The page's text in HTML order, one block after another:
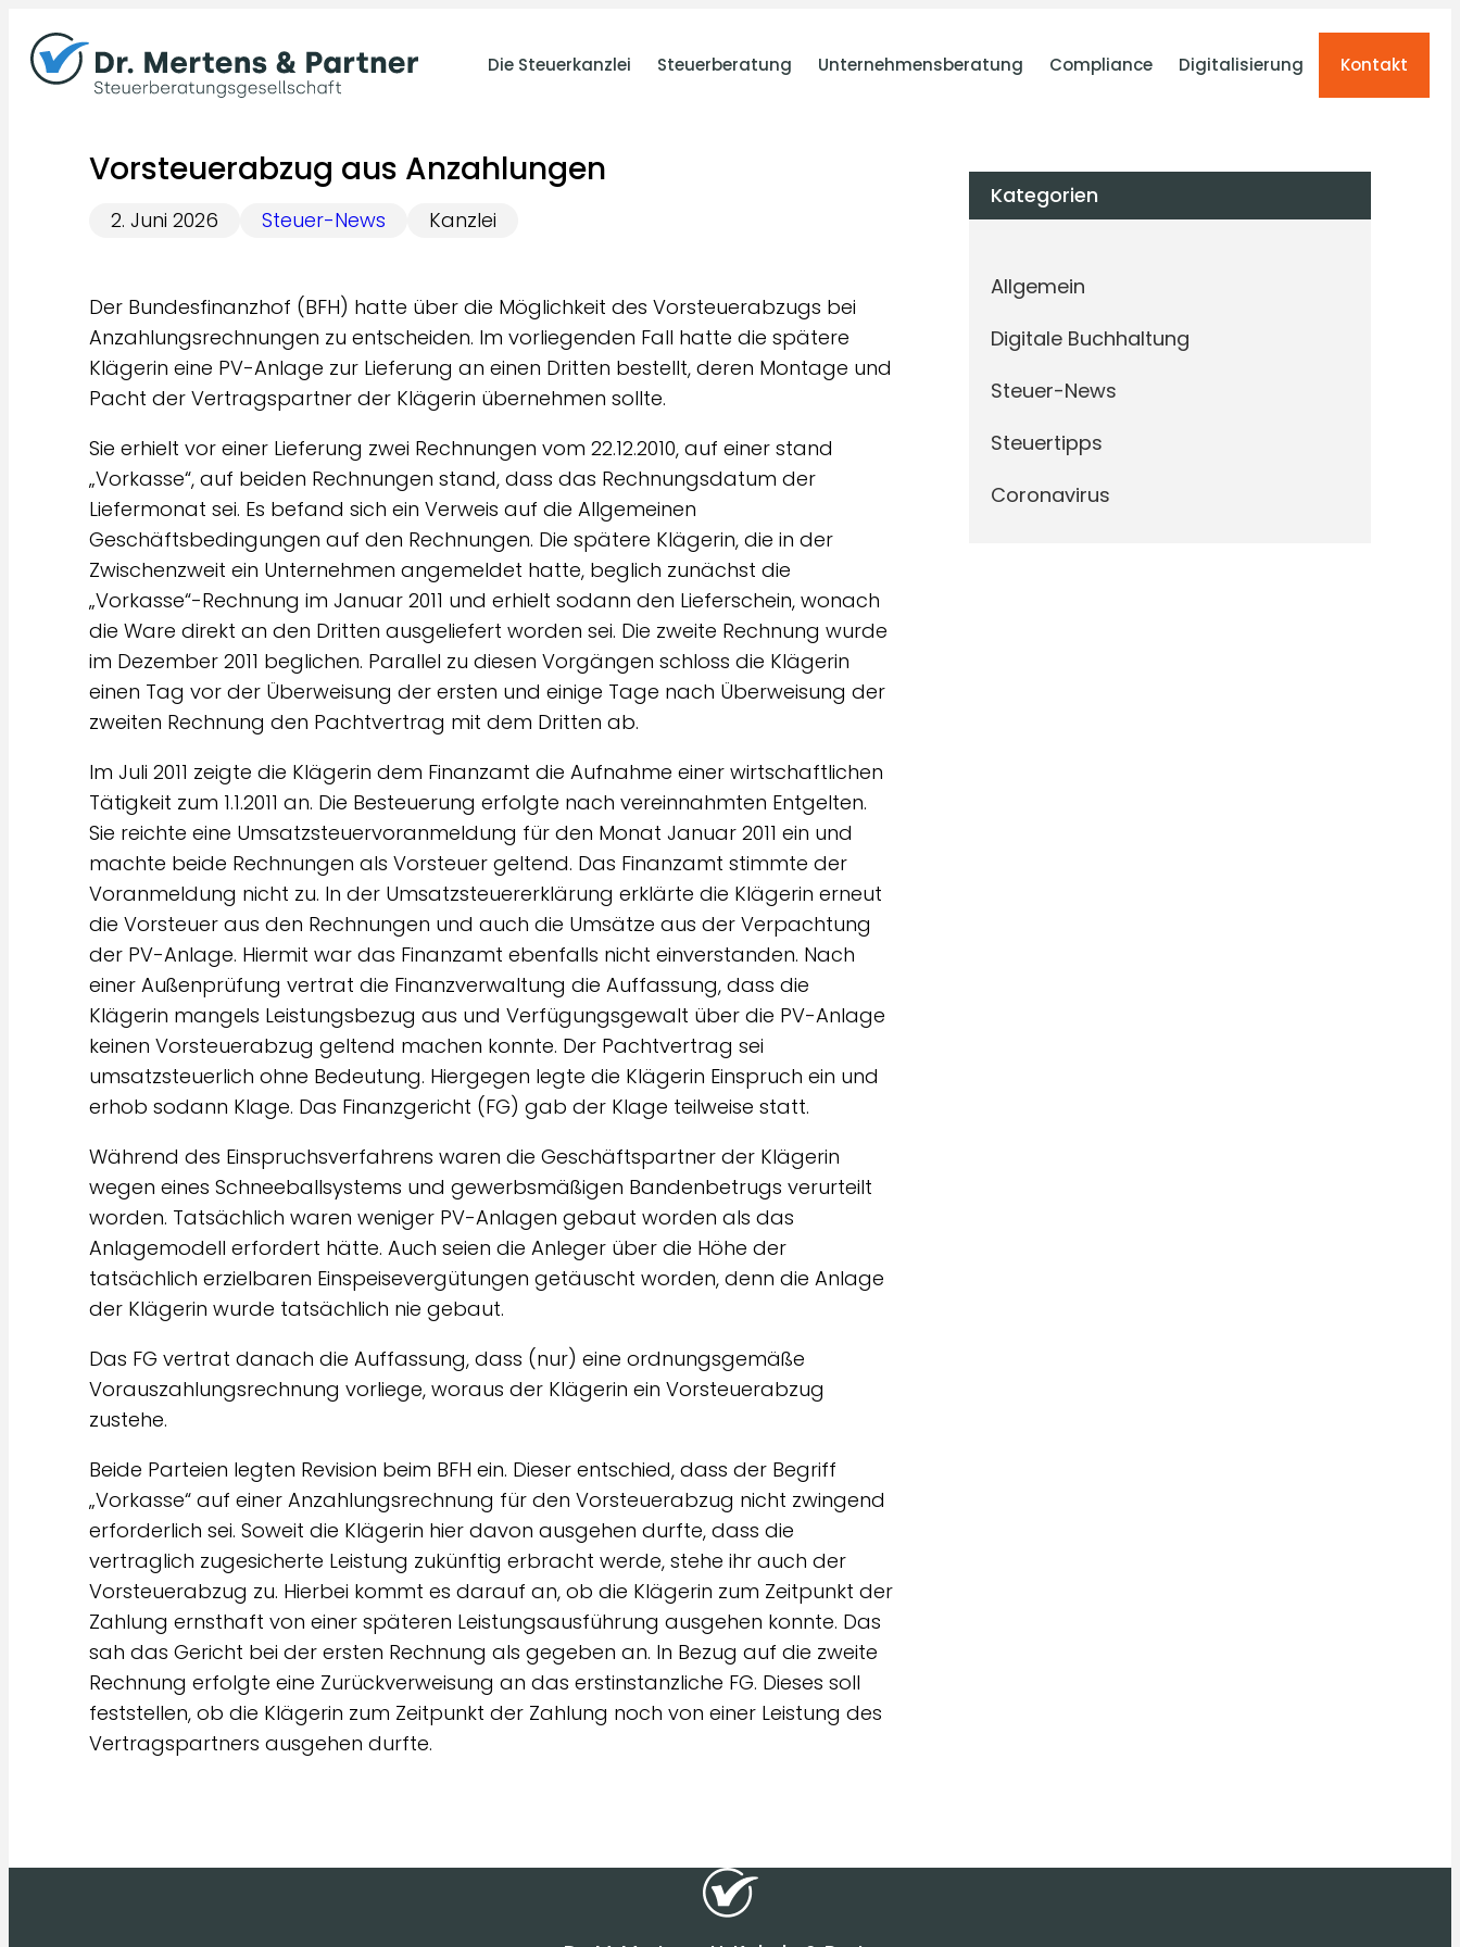
Inhalt
springen
Die Steuerkanzlei Steuerberatung Unternehmensberatung Compliance Digitalisierung Kontakt
Vorsteuerabzug aus Anzahlungen
2. Juni 2026 Steuer-News Kanzlei
Der Bundesfinanzhof (BFH) hatte über die Möglichkeit des Vorsteuerabzugs bei
Anzahlungsrechnungen zu entscheiden. Im vorliegenden Fall hatte die spätere
Klägerin eine PV-Anlage zur Lieferung an einen Dritten bestellt, deren Montage und
Pacht der Vertragspartner der Klägerin übernehmen sollte.
Sie erhielt vor einer Lieferung zwei Rechnungen vom 22.12.2010, auf einer stand
„Vorkasse“, auf beiden Rechnungen stand, dass das Rechnungsdatum der
Liefermonat sei. Es befand sich ein Verweis auf die Allgemeinen
Geschäftsbedingungen auf den Rechnungen. Die spätere Klägerin, die in der
Zwischenzweit ein Unternehmen angemeldet hatte, beglich zunächst die
„Vorkasse“-Rechnung im Januar 2011 und erhielt sodann den Lieferschein, wonach
die Ware direkt an den Dritten ausgeliefert worden sei. Die zweite Rechnung wurde
im Dezember 2011 beglichen. Parallel zu diesen Vorgängen schloss die Klägerin
einen Tag vor der Überweisung der ersten und einige Tage nach Überweisung der
zweiten Rechnung den Pachtvertrag mit dem Dritten ab.
Im Juli 2011 zeigte die Klägerin dem Finanzamt die Aufnahme einer wirtschaftlichen
Tätigkeit zum 1.1.2011 an. Die Besteuerung erfolgte nach vereinnahmten Entgelten.
Sie reichte eine Umsatzsteuervoranmeldung für den Monat Januar 2011 ein und
machte beide Rechnungen als Vorsteuer geltend. Das Finanzamt stimmte der
Voranmeldung nicht zu. In der Umsatzsteuererklärung erklärte die Klägerin erneut
die Vorsteuer aus den Rechnungen und auch die Umsätze aus der Verpachtung
der PV-Anlage. Hiermit war das Finanzamt ebenfalls nicht einverstanden. Nach
einer Außenprüfung vertrat die Finanzverwaltung die Auffassung, dass die
Klägerin mangels Leistungsbezug aus und Verfügungsgewalt über die PV-Anlage
keinen Vorsteuerabzug geltend machen konnte. Der Pachtvertrag sei
umsatzsteuerlich ohne Bedeutung. Hiergegen legte die Klägerin Einspruch ein und
erhob sodann Klage. Das Finanzgericht (FG) gab der Klage teilweise statt.
Während des Einspruchsverfahrens waren die Geschäftspartner der Klägerin
wegen eines Schneeballsystems und gewerbsmäßigen Bandenbetrugs verurteilt
worden. Tatsächlich waren weniger PV-Anlagen gebaut worden als das
Anlagemodell erfordert hätte. Auch seien die Anleger über die Höhe der
tatsächlich erzielbaren Einspeisevergütungen getäuscht worden, denn die Anlage
der Klägerin wurde tatsächlich nie gebaut.
Das FG vertrat danach die Auffassung, dass (nur) eine ordnungsgemäße
Vorauszahlungsrechnung vorliege, woraus der Klägerin ein Vorsteuerabzug
zustehe.
Beide Parteien legten Revision beim BFH ein. Dieser entschied, dass der Begriff
„Vorkasse“ auf einer Anzahlungsrechnung für den Vorsteuerabzug nicht zwingend
erforderlich sei. Soweit die Klägerin hier davon ausgehen durfte, dass die
vertraglich zugesicherte Leistung zukünftig erbracht werde, stehe ihr auch der
Vorsteuerabzug zu. Hierbei kommt es darauf an, ob die Klägerin zum Zeitpunkt der
Zahlung ernsthaft von einer späteren Leistungsausführung ausgehen konnte. Das
sah das Gericht bei der ersten Rechnung als gegeben an. In Bezug auf die zweite
Rechnung erfolgte eine Zurückverweisung an das erstinstanzliche FG. Dieses soll
feststellen, ob die Klägerin zum Zeitpunkt der Zahlung noch von einer Leistung des
Vertragspartners ausgehen durfte.
Kategorien
Allgemein
Digitale Buchhaltung
Steuer-News
Steuertipps
Coronavirus